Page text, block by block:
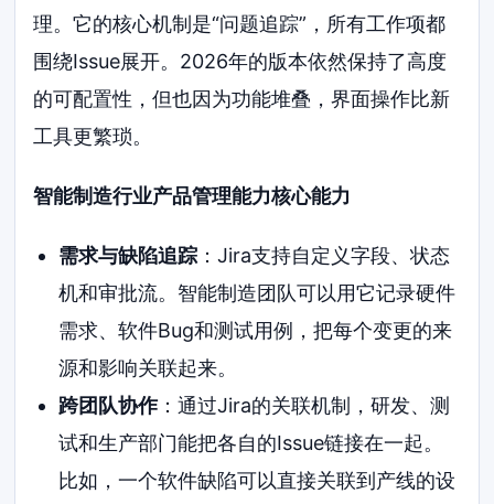
理。它的核心机制是“问题追踪”，所有工作项都
围绕Issue展开。2026年的版本依然保持了高度
的可配置性，但也因为功能堆叠，界面操作比新
工具更繁琐。
智能制造行业产品管理能力核心能力
需求与缺陷追踪：Jira支持自定义字段、状态
机和审批流。智能制造团队可以用它记录硬件
需求、软件Bug和测试用例，把每个变更的来
源和影响关联起来。
跨团队协作：通过Jira的关联机制，研发、测
试和生产部门能把各自的Issue链接在一起。
比如，一个软件缺陷可以直接关联到产线的设